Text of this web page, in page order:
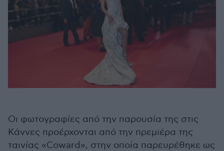
Οι φωτογραφίες από την παρουσία της στις
Κάννες προέρχονται από την πρεμιέρα της
ταινίας «Coward», στην οποία παρευρέθηκε ως